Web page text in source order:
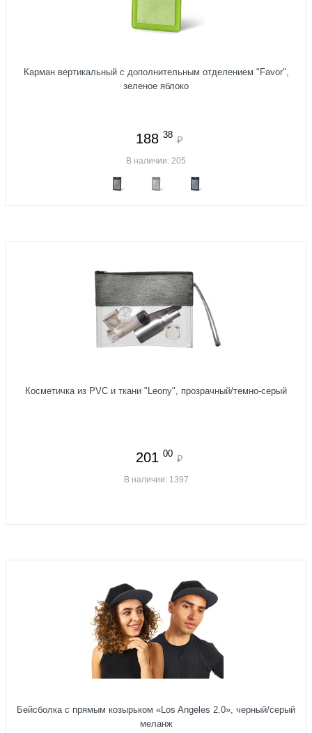
Карман вертикальный с дополнительным отделением "Favor",
зеленое яблоко
188 38 ₽
В наличии: 205
Косметичка из PVC и ткани "Leony", прозрачный/темно-серый
201 00 ₽
В наличии: 1397
Бейсболка с прямым козырьком «Los Angeles 2.0», черный/серый
меланж